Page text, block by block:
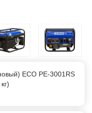
ECO PE-3001RS